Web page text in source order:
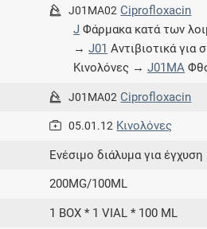
Βρείτε
J01MA02 Ciprofloxacin
J Φάρμακα κατά των
→J01 Αντιβιοτικά
Κινολόνες →J01MA
J01MA02 Ciprofloxacin
05.01.12 Κινολόνες
Eνέσιμο διάλυμα για έγχυση
200MG/100ML
1 BOX * 1 VIAL * 100 ML